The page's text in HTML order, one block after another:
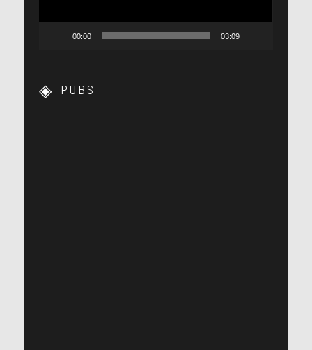
00:00 03:09
PUBS